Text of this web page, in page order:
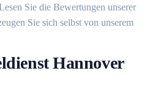
Sie die Bewertungen unserer
Sie sich selbst von unserem
Hannover